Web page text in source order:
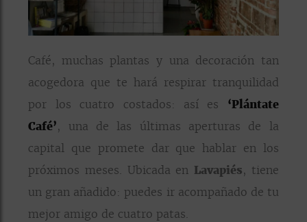
Café, muchas plantas y una decoración tan
acogedora que te hará respirar tranquilidad
por los cuatro costados: así es ‘Plántate
Café’, una de las últimas aperturas de la
capital que promete dar que hablar en los
próximos meses. Ubicada en Lavapiés, tiene
un gran añadido: puedes ir acompañado de tu
mejor amigo de cuatro patas.